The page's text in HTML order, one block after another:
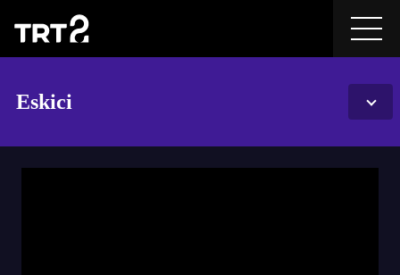
Eskici